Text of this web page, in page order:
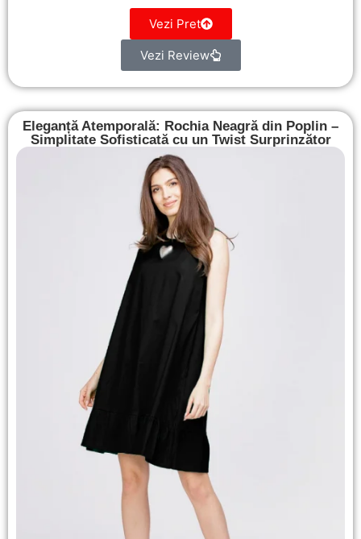
Vezi Pret
Vezi Review
Eleganță Atemporală: Rochia Neagră din Poplin –
Simplitate Sofisticată cu un Twist Surprinzător